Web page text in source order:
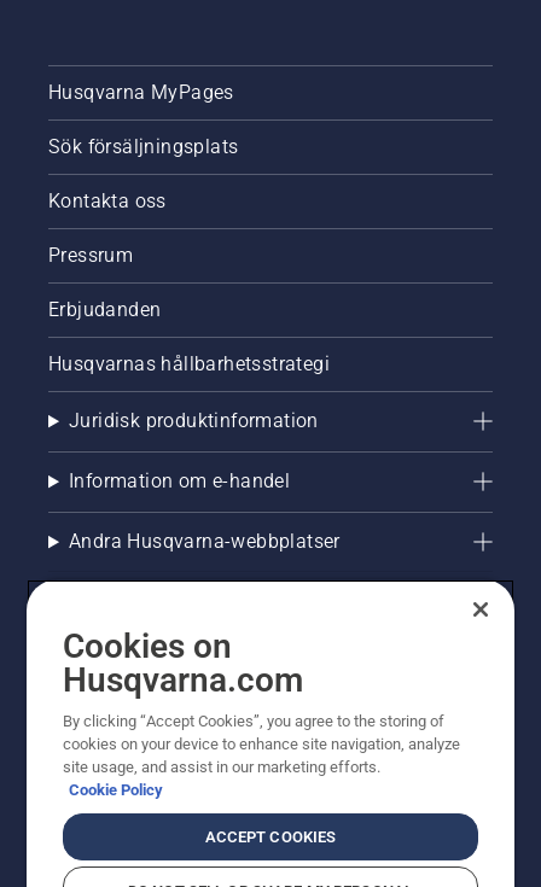
Husqvarna MyPages
Sök försäljningsplats
Kontakta oss
Pressrum
Erbjudanden
Husqvarnas hållbarhetsstrategi
Juridisk produktinformation
Information om e-handel
Andra Husqvarna-webbplatser
© Husqvarna AB (publ). All rights reserved. Priserna
som visas är rekommenderade cirkapriser. Alla angivna
priser är rekommenderade försäljningspriser (inkl.
moms) om inte produkten är tillgänglig för direkt köp.
Cookies on
Husqvarna.com
By clicking “Accept Cookies”, you agree to the storing of
cookies on your device to enhance site navigation, analyze
site usage, and assist in our marketing efforts.
Cookie Policy
ACCEPT COOKIES